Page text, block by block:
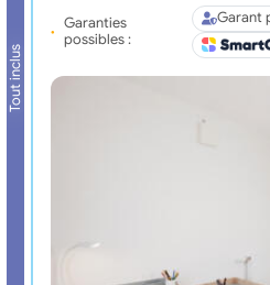
Tout inclus
Garanties
possibles :
Garant